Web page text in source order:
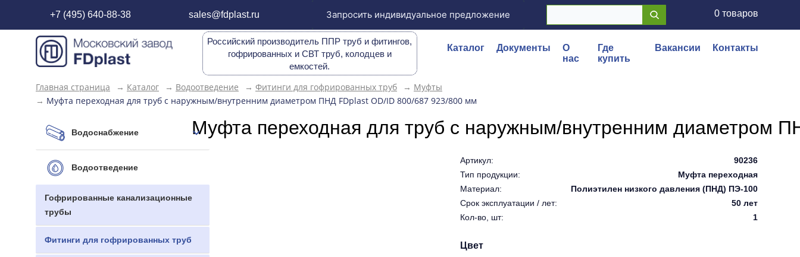
+7 (495) 640-88-38 sales@fdplast.ru Запросить индивидуальное предложение 0 товаров
Российский производитель ППР труб и фитингов,
гофрированных и СВТ труб, колодцев и
емкостей.
Каталог Документы
О
нас
Где
купить
Вакансии Контакты
Главная страница → Каталог → Водоотведение → Фитинги для гофрированных труб → Муфты
→ Муфта переходная для труб с наружным/внутренним диаметром ПНД FDplast OD/ID 800/687 923/800 мм
Водоснабжение
Водоотведение
Гофрированные канализационные
трубы
Фитинги для гофрированных труб
Муфта переходная для труб с наружным/внутренним диаметром
Артикул:
90236
Тип продукции:
Муфта переходная
Материал:
Полиэтилен низкого давления (ПНД) ПЭ-100
Срок эксплуатации / лет:
50 лет
Кол-во, шт:
1
Цвет